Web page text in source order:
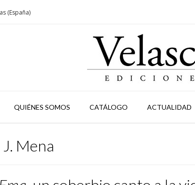
(España)
QUIÉNES SOMOS CATÁLOGO ACTUALIDAD
Mena